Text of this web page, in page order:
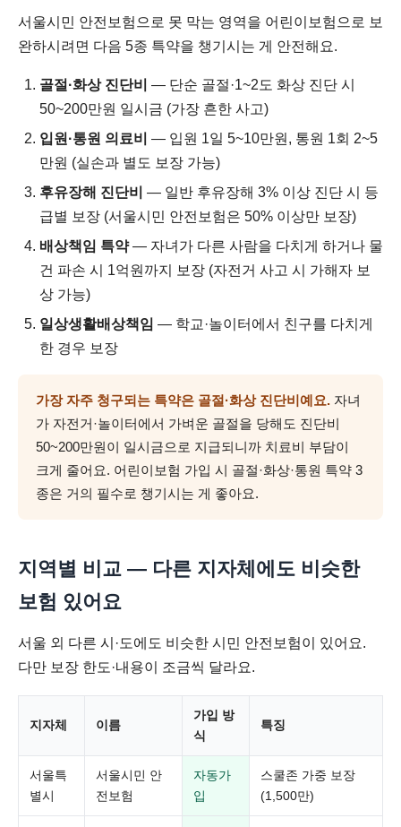
서울시민 안전보험으로 못 막는 영역을 어린이보험으로 보
완하시려면 다음 5종 특약을 챙기시는 게 안전해요.
골절·화상 진단비 — 단순 골절·1~2도 화상 진단 시
50~200만원 일시금 (가장 흔한 사고)
입원·통원 의료비 — 입원 1일 5~10만원, 통원 1회 2~5
만원 (실손과 별도 보장 가능)
후유장해 진단비 — 일반 후유장해 3% 이상 진단 시 등
급별 보장 (서울시민 안전보험은 50% 이상만 보장)
배상책임 특약— 자녀가 다른 사람을 다치게 하거나 물
건 파손 시 1억원까지 보장 (자전거 사고 시 가해자 보
상 가능)
일상생활배상책임 — 학교·놀이터에서 친구를 다치게
한 경우 보장
가장 자주 청구되는 특약은 골절·화상 진단비예요. 자녀
가 자전거·놀이터에서 가벼운 골절을 당해도 진단비
50~200만원이 일시금으로 지급되니까 치료비 부담이
크게 줄어요. 어린이보험 가입 시 골절·화상·통원 특약 3
종은 거의 필수로 챙기시는 게 좋아요.
지역별 비교 — 다른 지자체에도 비슷한
보험 있어요
서울 외 다른 시·도에도 비슷한 시민 안전보험이 있어요.
다만 보장 한도·내용이 조금씩 달라요.
지자체 이름
가입 방
식
특징
서울특
별시
서울시민 안
전보험
자동가
입
스쿨존 가중 보장
(1,500만)